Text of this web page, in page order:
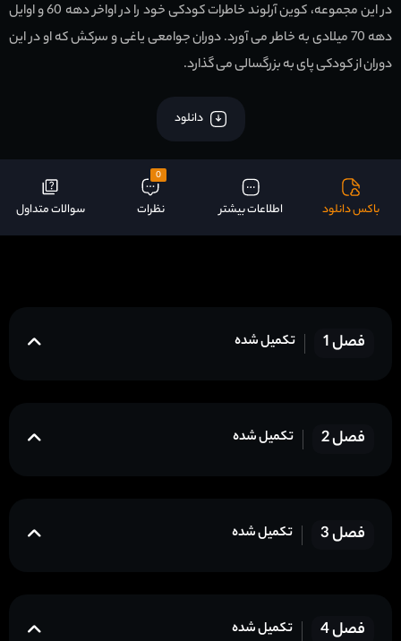
در این مجموعه، کوین آرلوند خاطرات کودکی خود را در اواخر دهه 60 و اوایل
دهه 70 میلادی به خاطر می آورد. دوران جوامعی یاغی و سرکش که او در این
دوران از کودکی پای به بزرگسالی می گذارد.
دانلود
باکس دانلود اطلاعات بیشتر
0
نظرات سوالات متداول
فصل 1 تکمیل شده
فصل 2 تکمیل شده
فصل 3 تکمیل شده
فصل 4 تکمیل شده